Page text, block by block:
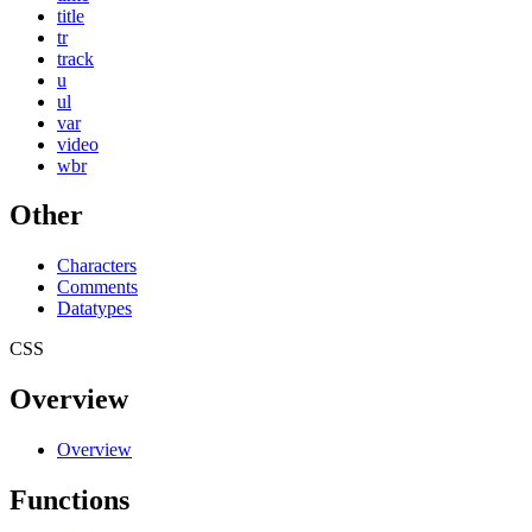
title
tr
track
u
ul
var
video
wbr
Other
Characters
Comments
Datatypes
CSS
Overview
Overview
Functions